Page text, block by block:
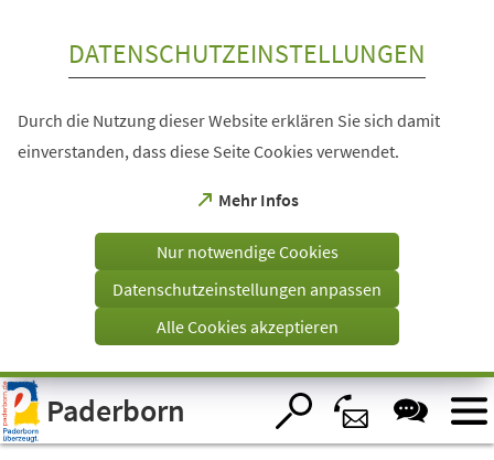
Visuelle
Assistenzsoftware
öffnen.
DATENSCHUTZEINSTELLUNGEN
Durch die Nutzung dieser Website erklären Sie sich damit
einverstanden, dass diese Seite Cookies verwendet.
Mehr Infos
(Öffnet
einem
Tab)
Nur notwendige Cookies
Datenschutzeinstellungen anpassen
Alle Cookies akzeptieren
Paderborn